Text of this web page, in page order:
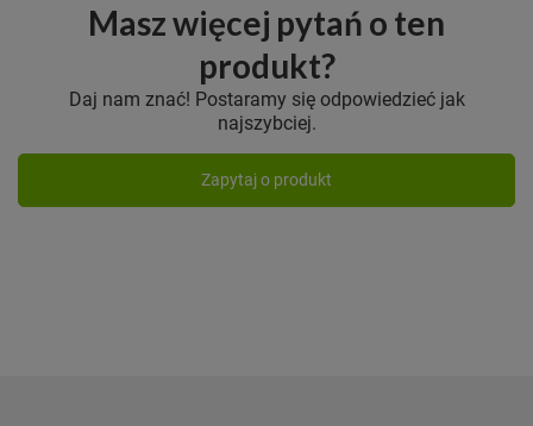
Masz więcej pytań o ten
produkt?
Daj nam znać! Postaramy się odpowiedzieć jak
najszybciej.
Zapytaj o produkt